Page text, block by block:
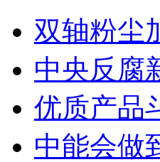
双轴粉尘
中央反腐
优质产品
中能会做